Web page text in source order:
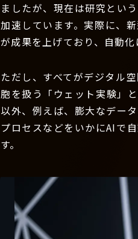
ましたが、現在は研究とい
加速しています。実際に、
が成果を上げており、自動化
ただし、すべてがデジタル
胞を扱う「ウェット実験」
以外、例えば、膨大なデー
プロセスなどをいかにAIで
す。